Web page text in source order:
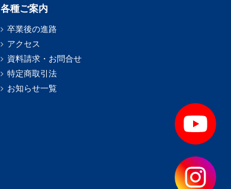
各種ご案内
卒業後の進路
アクセス
資料請求・お問合せ
特定商取引法
お知らせ一覧